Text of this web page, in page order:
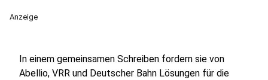
Anzeige
In einem gemeinsamen Schreiben fordern sie von
Abellio, VRR und Deutscher Bahn Lösungen für die